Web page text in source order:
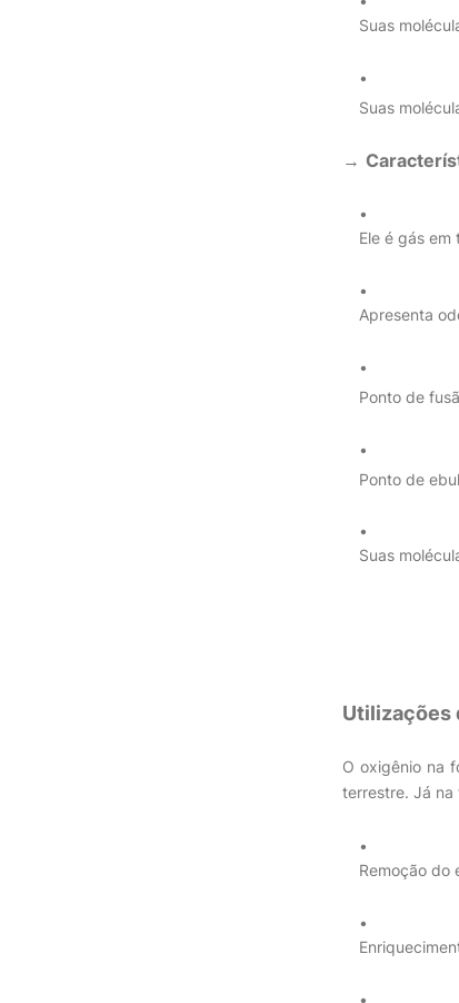
Suas
Suas
→
Ele é gás
Apresenta
Ponto de
Ponto de
Suas
Utilizações
O oxigênio na
terrestre. Já na
Remoção do